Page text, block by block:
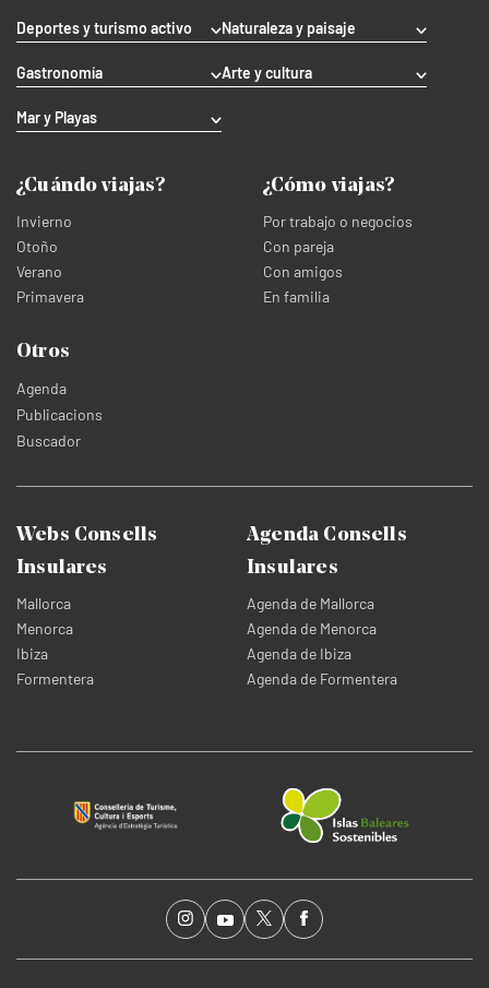
Deportes y turismo activo Naturaleza y paisaje
Gastronomía Arte y cultura
Mar y Playas
¿Cuándo viajas?
Invierno
Otoño
Verano
Primavera
¿Cómo viajas?
Por trabajo o negocios
Con pareja
Con amigos
En familia
Otros
Agenda
Publicacions
Buscador
Webs Consells
Insulares
Mallorca
Menorca
Ibiza
Formentera
Agenda Consells
Insulares
Agenda de Mallorca
Agenda de Menorca
Agenda de Ibiza
Agenda de Formentera